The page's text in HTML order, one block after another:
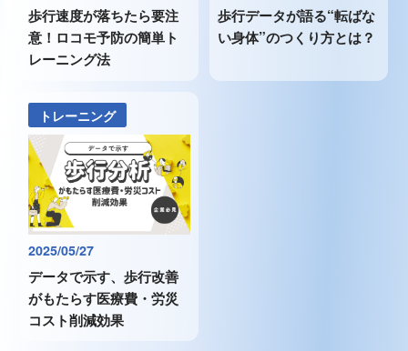
歩行速度が落ちたら要注
意！ロコモ予防の簡単ト
レーニング法
歩行データが語る“転ばな
い身体”のつくり方とは？
トレーニング
2025/05/27
データで示す、歩行改善
がもたらす医療費・労災
コスト削減効果